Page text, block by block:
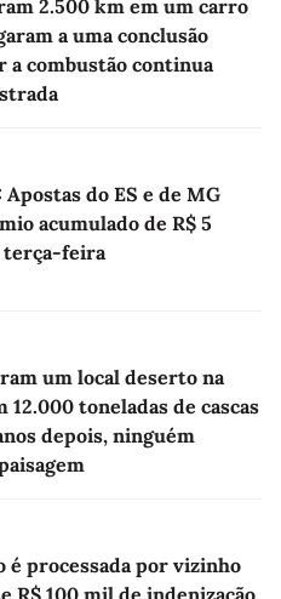
2.500 km em um carro
a uma conclusão
combustão continua
do ES e de MG
acumulado de R$ 5
terça-feira
um local deserto na
12.000 toneladas de cascas
depois, ninguém
é processada por vizinho
R$ 100 mil de indenização